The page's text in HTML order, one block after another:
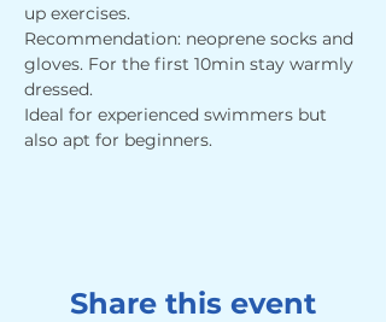
up exercises.
Recommendation: neoprene socks and
gloves. For the first 10min stay warmly
dressed.
Ideal for experienced swimmers but
also apt for beginners.
Share this event